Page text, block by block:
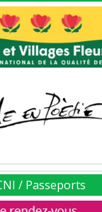
/ Passeports